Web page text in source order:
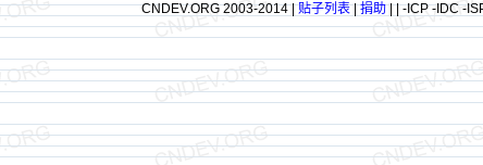
CNDEV.ORG 2003-2014 |贴子列表|捐助|| -ICP -IDC -